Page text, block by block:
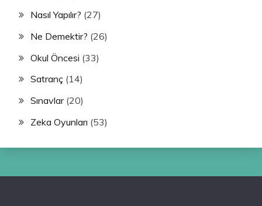
Nasıl Yapılır? (27)
Ne Demektir? (26)
Okul Öncesi (33)
Satranç (14)
Sınavlar(20)
Zeka Oyunları (53)